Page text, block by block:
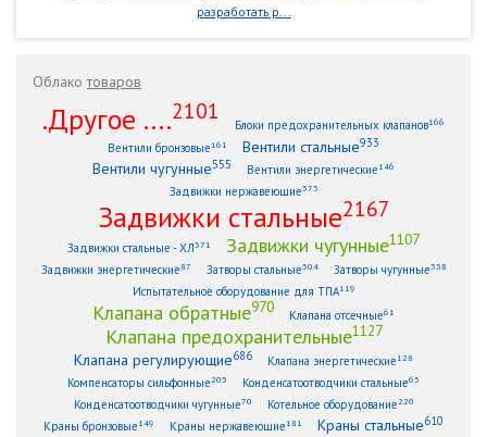
разработать р...
Облакотоваров
.Другое ....2101
Блоки предохранительных клапанов166
Вентили бронзовые161 Вентили стальные933
Вентили чугунные555 Вентили энергетические146
Задвижки нержавеющие373
Задвижки стальные2167
Задвижки стальные - ХЛ371 Задвижки чугунные1107
Задвижки энергетические87 Затворы стальные304 Затворы чугунные338
Испытательное оборудование для ТПА119
Клапана обратные970 Клапана отсечные61
Клапана предохранительные1127
Клапана регулирующие686 Клапана энергетические128
Компенсаторы сильфонные 203 Конденсатоотводчики стальные63
Конденсатоотводчики чугунные70 Котельное оборудование 220
Краны бронзовые149 Краны нержавеющие181 Краны стальные610